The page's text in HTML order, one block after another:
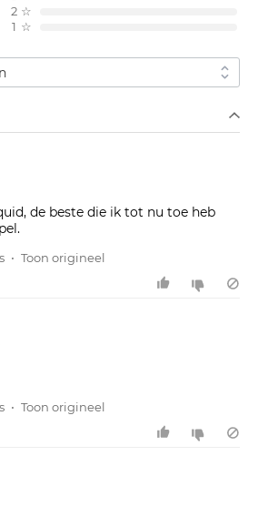
2 ☆
1 ☆
de beste die ik tot nu toe heb
• Toon origineel
• Toon origineel